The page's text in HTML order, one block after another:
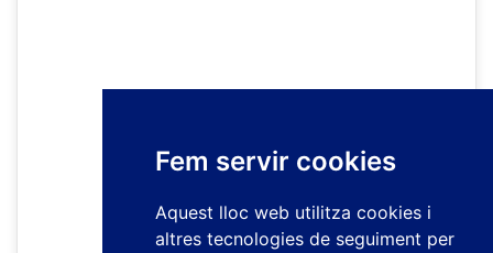
Fem servir cookies
Aquest lloc web utilitza cookies i
altres tecnologies de seguiment per